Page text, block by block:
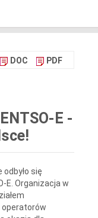
DOC PDF
E -
się
E. Organizacja w
operatorów